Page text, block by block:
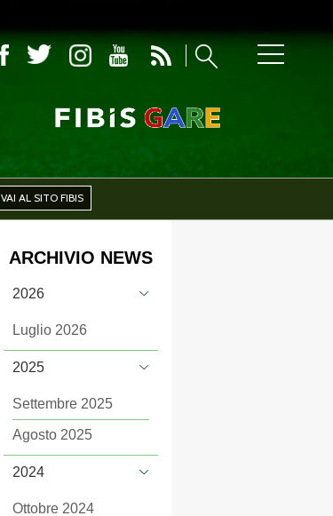
PHOTOGALLERY
CERCA
VAI AL SITO FIBIS
ARCHIVIO NEWS
2026
Luglio 2026
2025
Settembre 2025
Agosto 2025
2024
Ottobre 2024